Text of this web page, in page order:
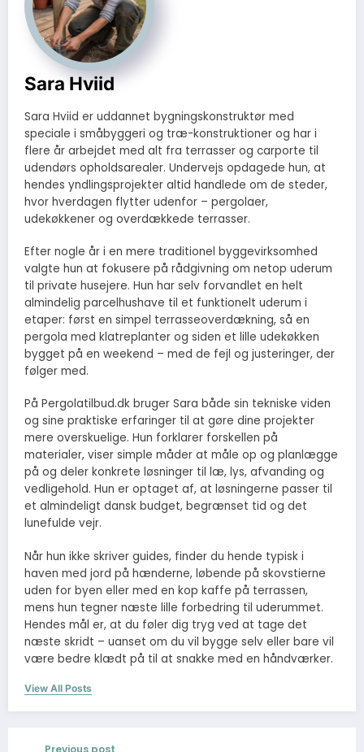
Sara Hviid
Sara Hviid er uddannet bygningskonstruktør med
speciale i småbyggeri og træ-konstruktioner og har i
flere år arbejdet med alt fra terrasser og carporte til
udendørs opholdsarealer. Undervejs opdagede hun, at
hendes yndlingsprojekter altid handlede om de steder,
hvor hverdagen flytter udenfor – pergolaer,
udekøkkener og overdækkede terrasser.
Efter nogle år i en mere traditionel byggevirksomhed
valgte hun at fokusere på rådgivning om netop uderum
til private husejere. Hun har selv forvandlet en helt
almindelig parcelhushave til et funktionelt uderum i
etaper: først en simpel terrasseoverdækning, så en
pergola med klatreplanter og siden et lille udekøkken
bygget på en weekend – med de fejl og justeringer, der
følger med.
På Pergolatilbud.dk bruger Sara både sin tekniske viden
og sine praktiske erfaringer til at gøre dine projekter
mere overskuelige. Hun forklarer forskellen på
materialer, viser simple måder at måle op og planlægge
på og deler konkrete løsninger til læ, lys, afvanding og
vedligehold. Hun er optaget af, at løsningerne passer til
et almindeligt dansk budget, begrænset tid og det
lunefulde vejr.
Når hun ikke skriver guides, finder du hende typisk i
haven med jord på hænderne, løbende på skovstierne
uden for byen eller med en kop kaffe på terrassen,
mens hun tegner næste lille forbedring til uderummet.
Hendes mål er, at du føler dig tryg ved at tage det
næste skridt – uanset om du vil bygge selv eller bare vil
være bedre klædt på til at snakke med en håndværker.
View All Posts
Previous post